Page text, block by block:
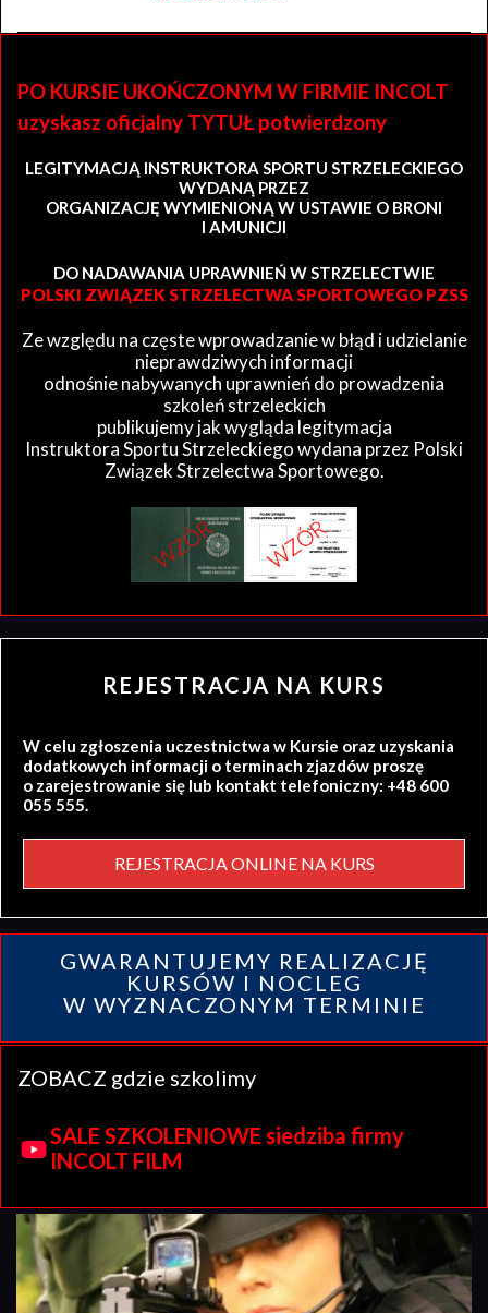
PO KURSIE UKOŃCZONYM W FIRMIE INCOLT
uzyskasz oficjalny TYTUŁ potwierdzony
LEGITYMACJĄ INSTRUKTORA SPORTU STRZELECKIEGO
WYDANĄ PRZEZ
ORGANIZACJĘ WYMIENIONĄ W USTAWIE O BRONI
I AMUNICJI
DO NADAWANIA UPRAWNIEŃ W STRZELECTWIE
POLSKI ZWIĄZEK STRZELECTWA SPORTOWEGO PZSS
Ze względu na częste wprowadzanie w błąd i udzielanie
nieprawdziwych informacji
odnośnie nabywanych uprawnień do prowadzenia
szkoleń strzeleckich
publikujemy jak wygląda legitymacja
Instruktora Sportu Strzeleckiego wydana przez Polski
Związek Strzelectwa Sportowego.
REJESTRACJA NA KURS
W celu zgłoszenia uczestnictwa w Kursie oraz uzyskania
dodatkowych informacji o terminach zjazdów proszę
o zarejestrowanie się lub kontakt telefoniczny: +48 600
055 555.
REJESTRACJA ONLINE NA KURS
GWARANTUJEMY REALIZACJĘ
KURSÓW I NOCLEG
W WYZNACZONYM TERMINIE
ZOBACZ gdzie szkolimy
SALE SZKOLENIOWE siedziba firmy
INCOLT FILM